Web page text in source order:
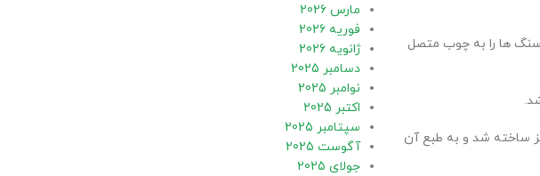
سنگ ها را به چوب متصل
ساخته شد و به طبع آن
مارس 2026
فوریه 2026
ژانویه 2026
دسامبر 2025
نوامبر 2025
اکتبر 2025
سپتامبر 2025
آگوست 2025
جولای 2025